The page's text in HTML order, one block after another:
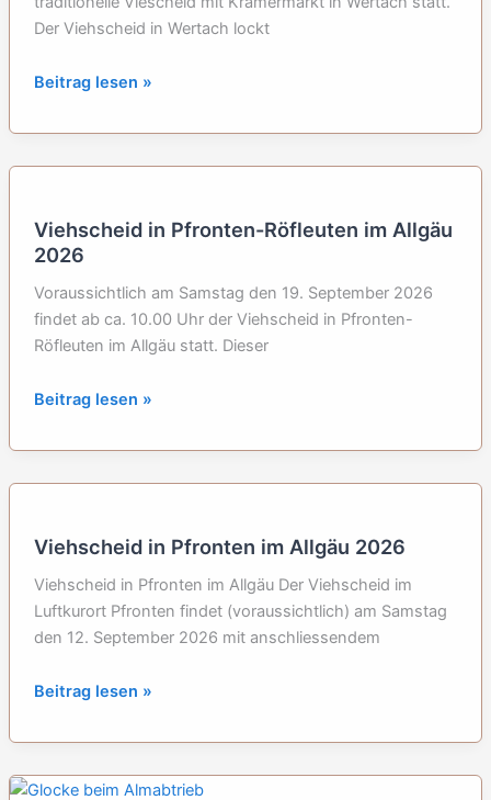
Der Viehscheid in Wertach lockt
Viehscheid
Wertach
Beitrag lesen »
Viehscheid in Pfronten-Röfleuten im Allgäu
2026
Voraussichtlich am Samstag den 19. September 2026
findet ab ca. 10.00 Uhr der Viehscheid in Pfronten-
Röfleuten im Allgäu statt. Dieser
Viehscheid
Pfronten-
2026
Beitrag lesen »
Viehscheid in Pfronten im Allgäu 2026
Viehscheid in Pfronten im Allgäu Der Viehscheid im
Luftkurort Pfronten findet (voraussichtlich) am Samstag
den 12. September 2026 mit anschliessendem
Viehscheid
Pfronten
Allgäu
Beitrag lesen »